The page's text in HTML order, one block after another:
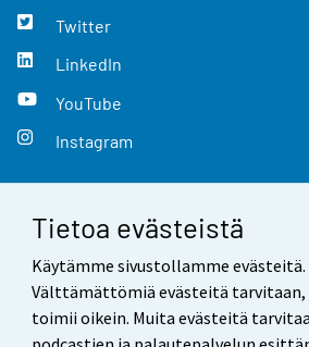
Tietoa evästeistä
Käytämme sivustollamme evästeitä.
Välttämättömiä evästeitä
toimii oikein. Muita evästeitä
Twitter
LinkedIn
YouTube
Instagram
Yhteystiedot
Palaute
Käyttöehdot